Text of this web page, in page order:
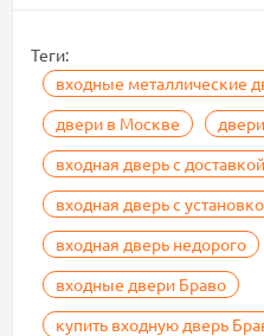
Теги:
входные металлические
двери в Москве
входная дверь с доставкой
входная дверь с
входная дверь недорого
входные двери Браво
купить входную дверь